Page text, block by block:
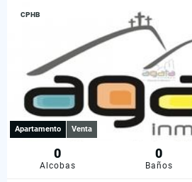
CPHB
Apartamento Venta
0
Alcobas
0
Baños